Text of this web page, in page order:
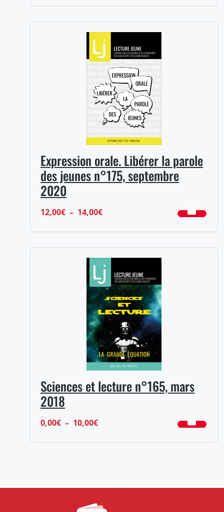
0,00€
à
10,00€
Expression orale. Libérer la parole
des jeunes n°175, septembre
2020
12,00€ – 14,00€Plage
12,00€
14,00€
Sciences et lecture n°165, mars
2018
0,00€ – 10,00€Plage
à
10,00€